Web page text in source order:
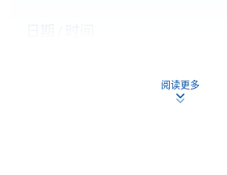
午 2 時 30 分至 5 時 30 分阅读更多